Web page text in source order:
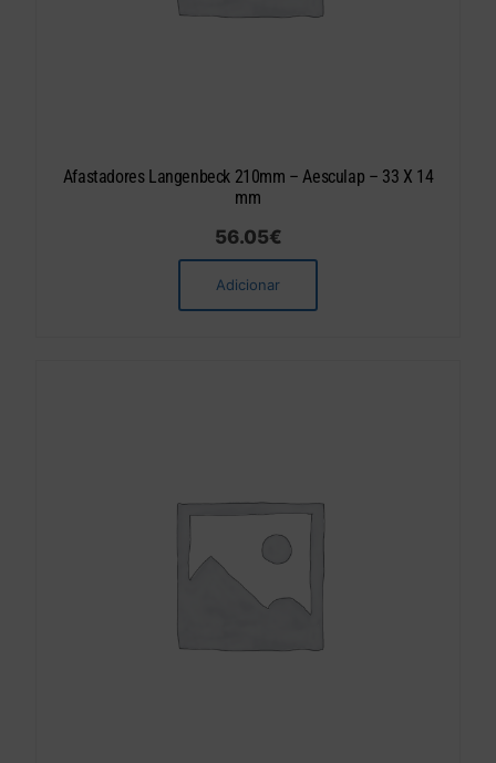
Afastadores Langenbeck 210mm – Aesculap – 33 X 14
mm
56.05€
Adicionar